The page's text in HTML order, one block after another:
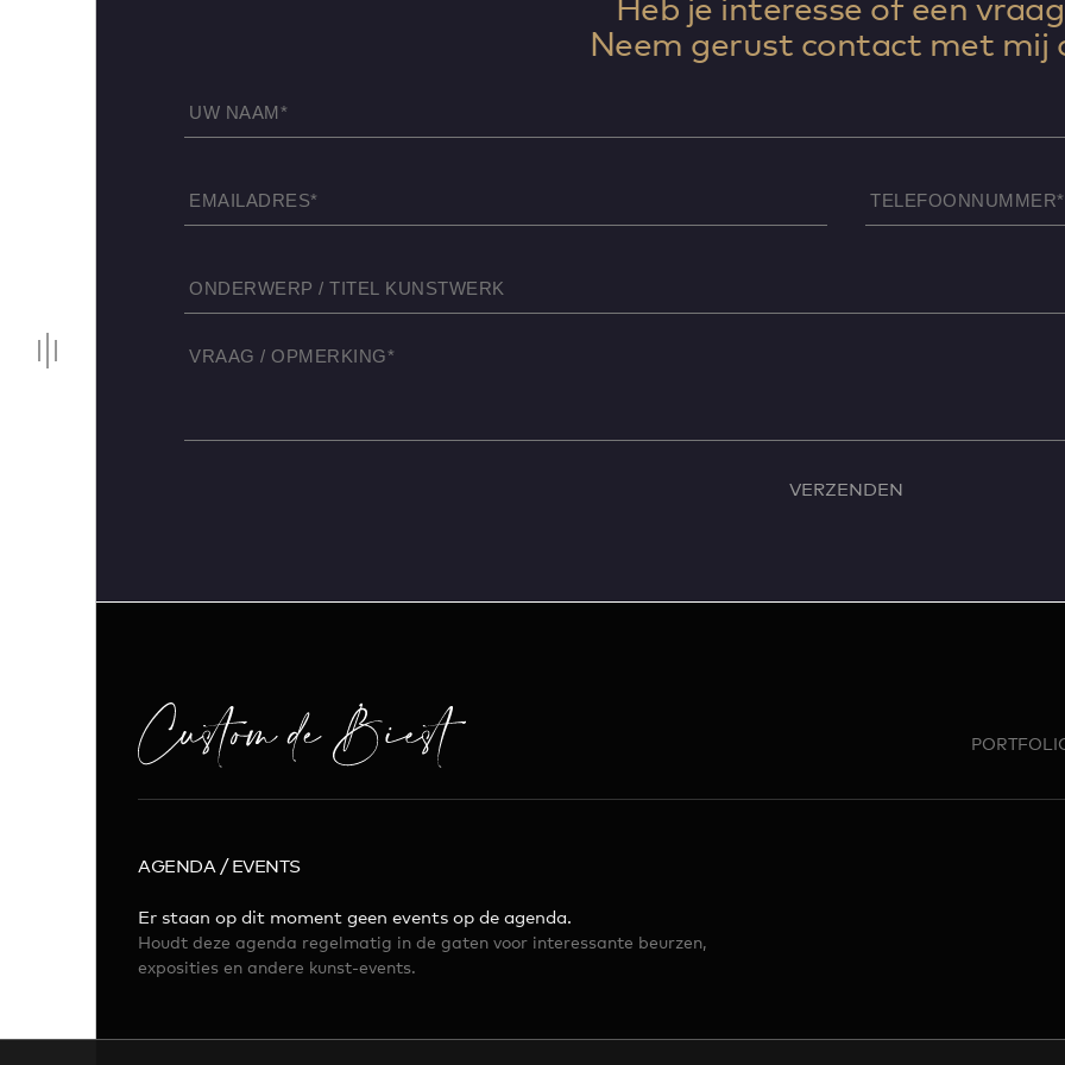
Neem gerust contact met mij
MAIL
JE
VRAAG
AGENDA / EVENTS
Er staan op dit moment geen events op de agenda.
Houdt deze agenda regelmatig in de gaten voor interessante beurzen,
exposities en andere kunst-events.